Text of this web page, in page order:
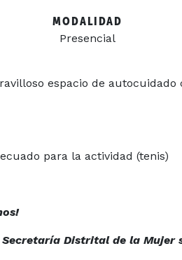
MODALIDAD
Presencial
espacio de
para la actividad (tenis)
Secretaría Distrital de la Mujer